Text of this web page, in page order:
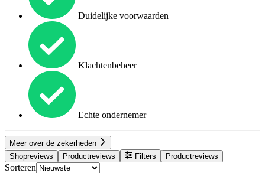
Duidelijke voorwaarden
Klachtenbeheer
Echte ondernemer
Meer over de zekerheden
Shopreviews
Productreviews Filters Productreviews
Sorteren